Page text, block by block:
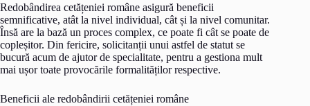
Redobândirea cetățeniei române asigură beneficii
semnificative, atât la nivel individual, cât și la nivel comunitar.
Însă are la bază un proces complex, ce poate fi cât se poate de
copleșitor. Din fericire, solicitanții unui astfel de statut se
bucură acum de ajutor de specialitate, pentru a gestiona mult
mai ușor toate provocările formalităților respective.
Beneficii ale redobândirii cetățeniei române